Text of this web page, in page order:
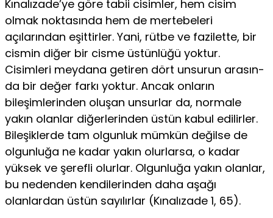
Kınalızade’ye göre tabii cisimler, hem cisim
olmak nokta­sında hem de mertebeleri
açılarından eşittirler. Yani, rütbe ve fazilette, bir
cismin diğer bir cisme üstünlüğü yoktur.
Cisimleri meydana getiren dört unsurun arasın­
da bir değer farkı yoktur. Ancak onların
bileşimlerinden oluşan unsurlar da, nor­male
yakın olanlar diğerlerinden üstün kabul edilirler.
Bileşiklerde tam olgunluk mümkün değilse de
olgunluğa ne kadar yakın olurlarsa, o kadar
yüksek ve şe­refli olurlar. Olgunluğa yakın olanlar,
bu nedenden kendilerinden daha aşağı
olanlardan üstün sayılırlar (Kınalızade 1, 65).